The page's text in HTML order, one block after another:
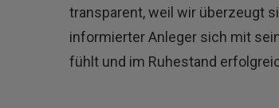
transparent, weil wir überzeugt
informierter Anleger sich mit
fühlt und im Ruhestand